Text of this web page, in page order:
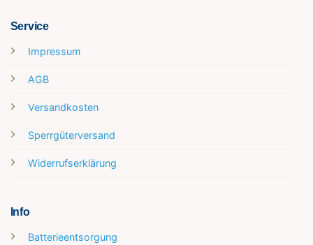
Service
Impressum
AGB
Versandkosten
Sperrgüterversand
Widerrufserklärung
Info
Batterieentsorgung